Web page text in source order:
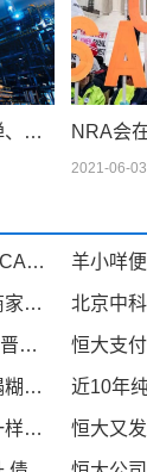
天然气期货因供应反弹、天气模型转变而下滑；现金仍在摇摆
2021-06-03
iCAR新春钜惠来袭，iCAR 03至高优惠35000元
推荐京东白条额度找商家兑现，京东白条秒到商家介绍
凯哥升职记 | 《银行新晋高管必备酒局指南》
债券基金最近跌的一塌糊涂「债基金收益」
国家债券和政府债券一样吗「政府债券和国债的区别」